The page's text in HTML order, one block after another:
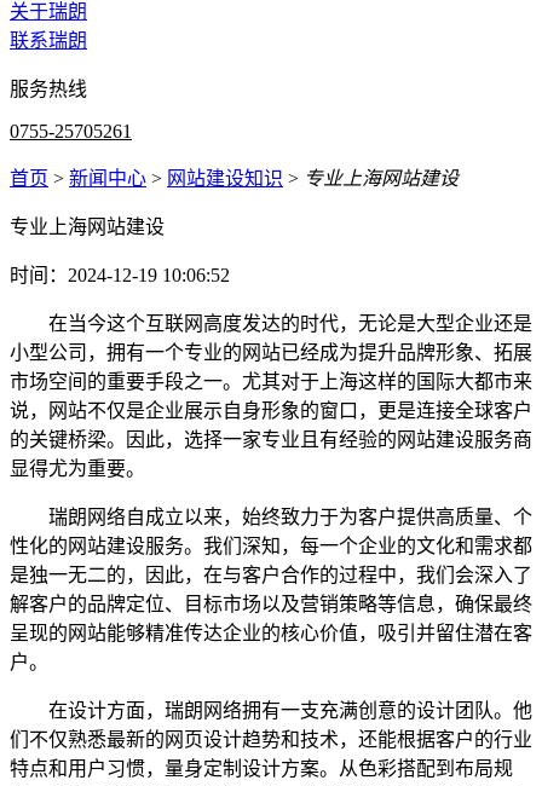
关于瑞朗
联系瑞朗
服务热线
0755-25705261
首页 > 新闻中心 > 网站建设知识 > 专业上海网站建设
专业上海网站建设
时间：2024-12-19 10:06:52
在当今这个互联网高度发达的时代，无论是大型企业还是
小型公司，拥有一个专业的网站已经成为提升品牌形象、拓展
市场空间的重要手段之一。尤其对于上海这样的国际大都市来
说，网站不仅是企业展示自身形象的窗口，更是连接全球客户
的关键桥梁。因此，选择一家专业且有经验的网站建设服务商
显得尤为重要。
瑞朗网络自成立以来，始终致力于为客户提供高质量、个
性化的网站建设服务。我们深知，每一个企业的文化和需求都
是独一无二的，因此，在与客户合作的过程中，我们会深入了
解客户的品牌定位、目标市场以及营销策略等信息，确保最终
呈现的网站能够精准传达企业的核心价值，吸引并留住潜在客
户。
在设计方面，瑞朗网络拥有一支充满创意的设计团队。他
们不仅熟悉最新的网页设计趋势和技术，还能根据客户的行业
特点和用户习惯，量身定制设计方案。从色彩搭配到布局规